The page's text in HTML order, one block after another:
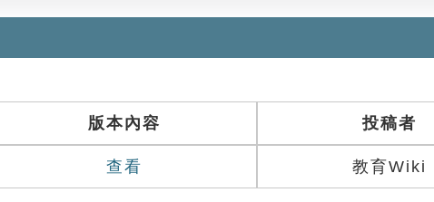
版本內容 投稿者
查看 教育Wiki